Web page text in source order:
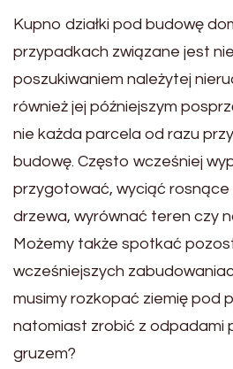
Kupno działki pod budowę
przypadkach związane jest
poszukiwaniem należytej
również jej późniejszym
nie każda parcela od razu
budowę. Często wcześniej
przygotować, wyciąć rosnące
drzewa, wyrównać teren czy
Możemy także spotkać
wcześniejszych
musimy rozkopać ziemię pod
natomiast zrobić z odpadami
gruzem?